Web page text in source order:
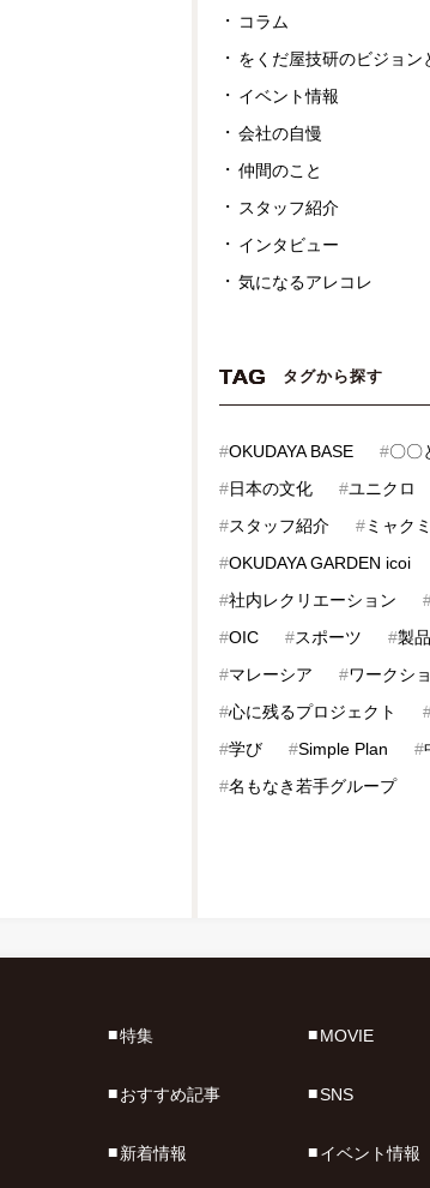
コラム
をくだ屋技研のビジョン
イベント情報
会社の自慢
仲間のこと
スタッフ紹介
インタビュー
気になるアレコレ
TAG タグから探す
#OKUDAYA BASE #〇〇
#日本の文化 #ユニクロ
#スタッフ紹介 #ミャク
#OKUDAYA GARDEN icoi
#社内レクリエーション
#OIC #スポーツ #製品
#マレーシア #ワークシ
#心に残るプロジェクト
#学び #Simple Plan #
#名もなき若手グループ
特集
おすすめ記事
新着情報
MOVIE
SNS
イベント情報